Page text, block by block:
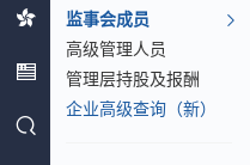
监事会成员
高级管理人员
管理层持股及报酬
企业高级查询（新）